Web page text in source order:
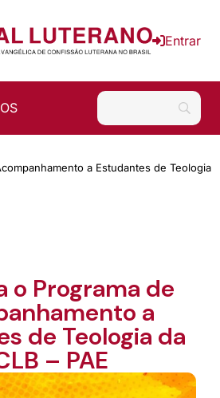
Entrar
a Estudantes de Teologia
o Programa de
a
de Teologia da
– PAE